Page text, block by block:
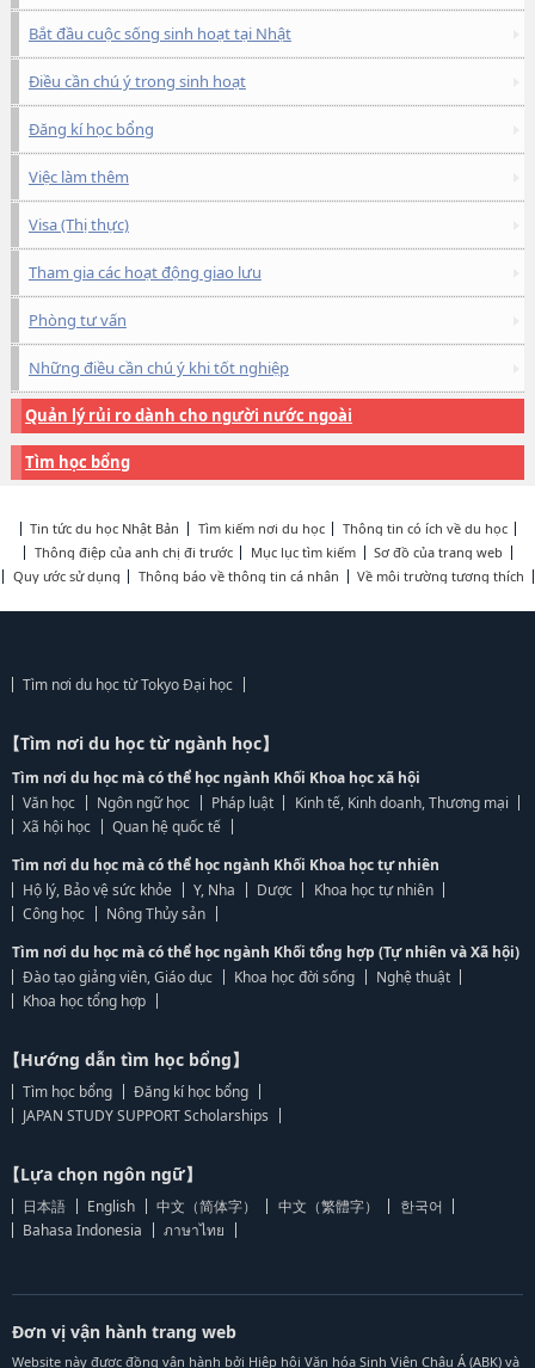
Bắt đầu cuộc sống sinh hoạt tại Nhật
Điều cần chú ý trong sinh hoạt
Đăng kí học bổng
Việc làm thêm
Visa (Thị thực)
Tham gia các hoạt động giao lưu
Phòng tư vấn
Những điều cần chú ý khi tốt nghiệp
Quản lý rủi ro dành cho người nước ngoài
Tìm học bổng
Tin tức du học Nhật Bản Tìm kiếm nơi du học
Thông tin có ích về du học
Thông điệp của anh chị đi trước
Mục lục tìm kiếm
Sơ đồ của trang web
Quy ước sử dụng
Thông báo về thông tin cá nhân Về môi trường tương thích
Tìm nơi du học từ Tokyo Đại học
【Tìm nơi du học từ ngành học】
Tìm nơi du học mà có thể học ngành Khối Khoa học xã hội
Văn học
Ngôn ngữ học Pháp luật
Kinh tế, Kinh doanh, Thương mại
Xã hội học
Quan hệ quốc tế
Tìm nơi du học mà có thể học ngành Khối Khoa học tự nhiên
Hộ lý, Bảo vệ sức khỏe
Y, Nha Dược
Khoa học tự nhiên
Công học
Nông Thủy sản
Tìm nơi du học mà có thể học ngành Khối tổng hợp (Tự nhiên và Xã hội)
Đào tạo giảng viên, Giáo dục
Khoa học đời sống
Nghệ thuật
Khoa học tổng hợp
【Hướng dẫn tìm học bổng】
Tìm học bổng
Đăng kí học bổng
JAPAN STUDY SUPPORT Scholarships
【Lựa chọn ngôn ngữ】
日本語 English 中文（简体字） 中文（繁體字）
한국어
Bahasa Indonesia
ภาษาไทย
Đơn vị vận hành trang web
Website này được đồng vận hành bởi Hiệp hội Văn hóa Sinh Viên Châu Á (ABK) và